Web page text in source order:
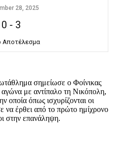
28, 2025
0 - 3
Αποτέλεσμα
σημείωσε ο Φοίνικας
με αντίπαλο τη Νικόπολη,
οποία όπως ισχυρίζονται οι
να έρθει από το πρώτο ημίχρονο
στην επανάληψη.